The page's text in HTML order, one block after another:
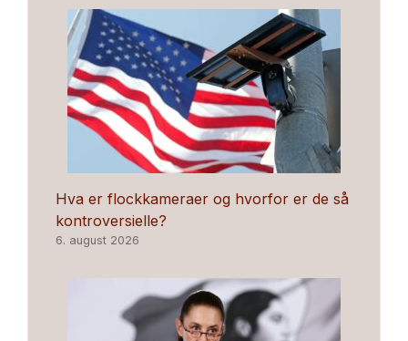
Hva er flockkameraer og hvorfor er de så
kontroversielle?
6. august 2026